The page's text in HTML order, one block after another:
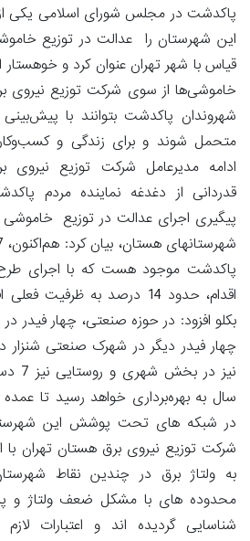
پاکدشت در مجلس شورای اسلامی یکی
این شهرستان را عدالت در توزیع
قیاس با شهر تهران عنوان کرد و خوهستار
خاموشی‌ها از سوی شرکت توزیع نیروی
شهروندان پاکدشت بتوانند با
متحمل شوند و برای زندگی و کسب‌وکار
ادامه مدیرعامل شرکت توزیع
قدردانی از دغدغه نماینده مردم
پیگیری اجرای عدالت در توزیع خاموشی
پاکدشت موجود هست که با اجرای
اقدام، حدود 14 درصد به
بکلو افزود: در حوزه صنعتی، چهار فیدر
چهار فیدر دیگر در شهرک صنعتی شنزار
نیز
سال به بهره‌برداری خواهد رسید تا
در شبکه های تحت پوشش این
شرکت توزیع نیروی برق هستان تهران
به ولتاژ برق در چندین نقاط
محدوده های با مشکل ضعف ولتاژ و